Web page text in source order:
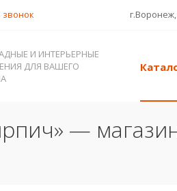
звонок
И ИНТЕРЬЕРНЫЕ
ДЛЯ ВАШЕГО
—